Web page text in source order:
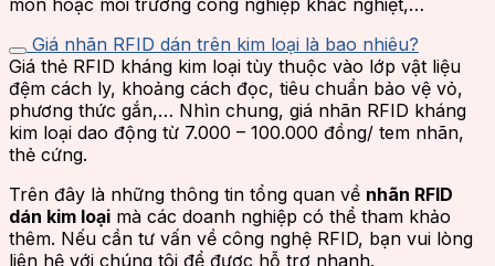
Giá nhãn RFID dán trên kim loại là bao nhiêu?
Giá thẻ RFID kháng kim loại tùy thuộc vào lớp vật liệu
đệm cách ly, khoảng cách đọc, tiêu chuẩn bảo vệ vỏ,
phương thức gắn,… Nhìn chung, giá nhãn RFID kháng
kim loại dao động từ 7.000 – 100.000 đồng/ tem nhãn,
thẻ cứng.
Trên đây là những thông tin tổng quan về nhãn RFID
dán kim loại mà các doanh nghiệp có thể tham khảo
thêm. Nếu cần tư vấn về công nghệ RFID, bạn vui lòng
liên hệ với chúng tôi để được hỗ trợ nhanh.